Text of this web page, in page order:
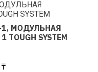
1, МОДУЛЬНАЯ
SYSTEM